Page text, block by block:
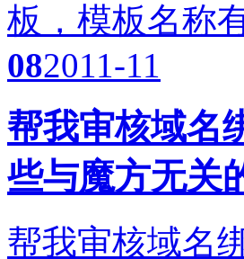
板，模板名称
082011-11
帮我审核域名
些与魔方无关
帮我审核域名